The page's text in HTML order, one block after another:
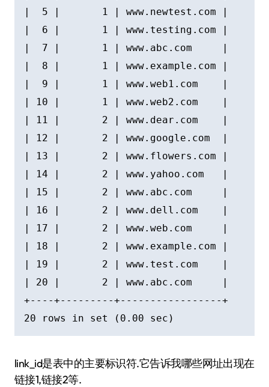
|  5 |       1 | www.newtest.com |
|  6 |       1 | www.testing.com |
|  7 |       1 | www.abc.com     |
|  8 |       1 | www.example.com |
|  9 |       1 | www.web1.com    |
| 10 |       1 | www.web2.com    |
| 11 |       2 | www.dear.com    |
| 12 |       2 | www.google.com  |
| 13 |       2 | www.flowers.com |
| 14 |       2 | www.yahoo.com   |
| 15 |       2 | www.abc.com     |
| 16 |       2 | www.dell.com    |
| 17 |       2 | www.web.com     |
| 18 |       2 | www.example.com |
| 19 |       2 | www.test.com    |
| 20 |       2 | www.abc.com     |
+----+---------+-----------------+
link_id是表中的主要标识符.它告诉我哪些网址出现在
链接1,链接2等.